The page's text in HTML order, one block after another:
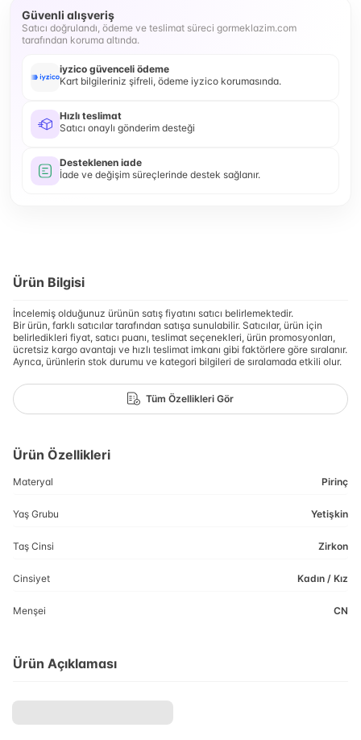
Güvenli alışveriş
Satıcı doğrulandı, ödeme ve teslimat süreci gormeklazim.com
tarafından koruma altında.
iyzico güvenceli ödeme
Kart bilgileriniz şifreli, ödeme iyzico korumasında.
Hızlı teslimat
Satıcı onaylı gönderim desteği
Desteklenen iade
İade ve değişim süreçlerinde destek sağlanır.
Ürün Bilgisi
İncelemiş olduğunuz ürünün satış fiyatını satıcı belirlemektedir.
Bir ürün, farklı satıcılar tarafından satışa sunulabilir. Satıcılar, ürün için
belirledikleri fiyat, satıcı puanı, teslimat seçenekleri, ürün promosyonları,
ücretsiz kargo avantajı ve hızlı teslimat imkanı gibi faktörlere göre sıralanır.
Ayrıca, ürünlerin stok durumu ve kategori bilgileri de sıralamada etkili olur.
Tüm Özellikleri Gör
Ürün Özellikleri
Materyal Pirinç
Yaş Grubu Yetişkin
Taş Cinsi Zirkon
Cinsiyet Kadın / Kız
Menşei CN
Ürün Açıklaması